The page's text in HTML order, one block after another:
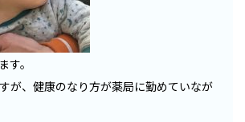
す。
が、健康のなり方が薬局に勤めていなが